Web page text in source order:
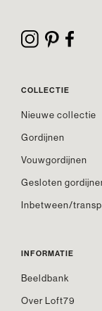
COLLECTIE
Nieuwe collectie
Gordijnen
Vouwgordijnen
Gesloten
Inbetween/
INFORMATIE
Beeldbank
Over Loft79